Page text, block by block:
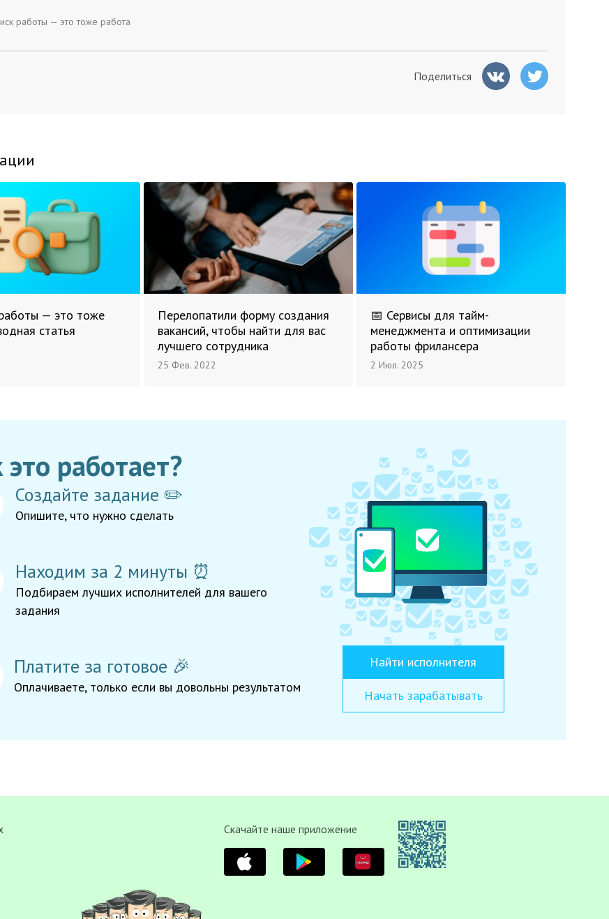
работы — это тоже работа
Поделиться
— это тоже
статья
Перелопатили форму создания
вакансий, чтобы найти для вас
лучшего сотрудника
25 Фев. 2022
📅 Сервисы для тайм-
менеджмента и оптимизации
работы фрилансера
2 Июл. 2025
это работает?
Создайте задание ✏️
Опишите, что нужно сделать
Находим за 2 минуты ⏰
Подбираем лучших исполнителей для вашего
задания
Платите за готовое 🎉
Оплачиваете, только если вы довольны результатом
Найти исполнителя
Начать зарабатывать
Скачайте наше приложение